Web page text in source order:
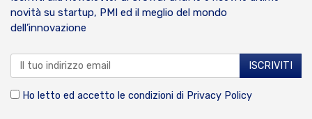
novità su startup, PMI ed il meglio del mondo
dell’innovazione
Ho letto ed accetto le condizioni di Privacy Policy